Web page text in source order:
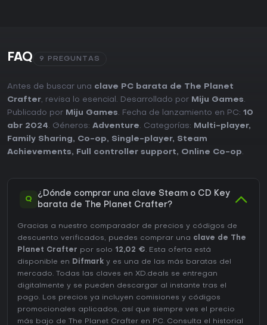
FAQ 9 PREGUNTAS
Antes de buscar una clave PC barata de The Planet
Crafter, revisa lo esencial. Desarrollado por Miju Games.
Publicado por Miju Games. Fecha de lanzamiento en PC: 10
abr 2024. Géneros: Adventure. Categorías: Multi-player,
Family Sharing, Co-op, Single-player, Steam
Achievements, Full controller support, Online Co-op.
Q
¿Dónde comprar una clave Steam o CD Key
barata de The Planet Crafter?
Gracias a nuestro comparador de precios y códigos de
descuento verificados, puedes comprar una clave de The
Planet Crafter por solo 12,02 €. Esta oferta está
disponible en Difmark y es una de las más baratas del
mercado. Todas las claves en XD.deals se entregan
digitalmente y se pueden descargar al instante tras el
pago. Los precios ya incluyen comisiones y códigos
promocionales aplicados, así que siempre ves el precio
más bajo de The Planet Crafter en PC. Consulta el historial